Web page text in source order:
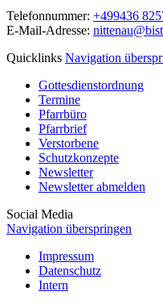
Telefonnummer: +499436
E-Mail-Adresse:
Quicklinks Navigation
Gottesdienstordnung
Termine
Pfarrbüro
Pfarrbrief
Verstorbene
Schutzkonzepte
Newsletter
Newsletter abmelden
Social Media
Navigation überspringen
Impressum
Datenschutz
Intern